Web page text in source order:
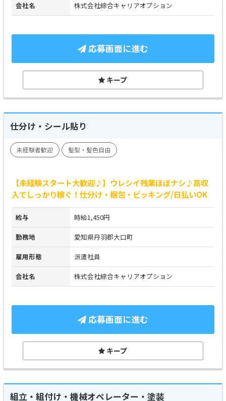
会社名 株式会社綜合キャリアオプション
応募画面に進む
キープ
仕分け・シール貼り
未経験者歓迎 髪型・髪色自由
【未経験スタート大歓迎♪】ウレシイ残業ほぼナシ♪高収
入でしっかり稼ぐ！仕分け・梱包・ピッキング/日払いOK
給与 時給1,450円
勤務地 愛知県丹羽郡大口町
雇用形態 派遣社員
会社名 株式会社綜合キャリアオプション
応募画面に進む
キープ
組立・組付け・機械オペレーター・塗装